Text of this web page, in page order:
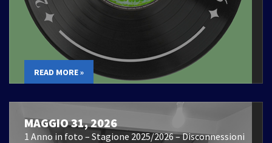
READ MORE »
MAGGIO 31, 2026
1 Anno in foto – Stagione 2025/2026 – Disconnessioni